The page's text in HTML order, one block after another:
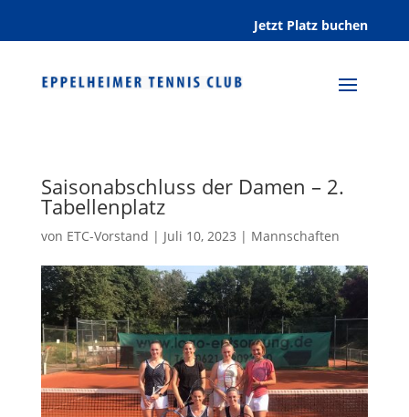
Jetzt Platz buchen
Saisonabschluss der Damen – 2.
Tabellenplatz
von ETC-Vorstand | Juli 10, 2023 | Mannschaften